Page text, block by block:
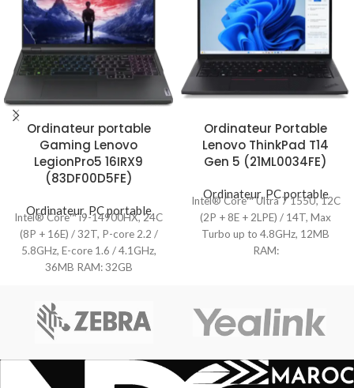
Ordinateur portable
Gaming Lenovo
LegionPro5 16IRX9
(83DF00D5FE)
Ordinateur, PC portable
Intel® Core™ i9-14900HX, 24C
(8P + 16E) / 32T, P-core 2.2 /
5.8GHz, E-core 1.6 / 4.1GHz,
36MB RAM: 32GB
Ordinateur Portable
Lenovo ThinkPad T14
Gen 5 (21ML0034FE)
Ordinateur,PC portable
Intel® Core™ Ultra 7 155U, 12C
(2P + 8E + 2LPE) / 14T, Max
Turbo up to 4.8GHz, 12MB
RAM: